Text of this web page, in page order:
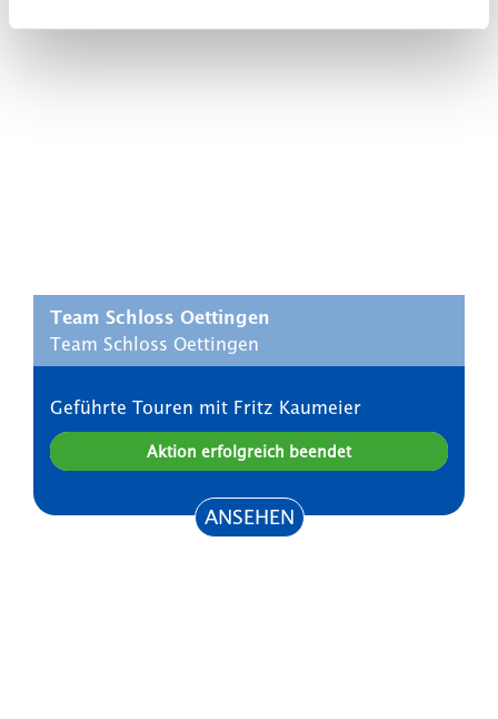
Team Schloss Oettingen
Team Schloss Oettingen
Geführte Touren mit Fritz Kaumeier
Aktion erfolgreich beendet
ANSEHEN